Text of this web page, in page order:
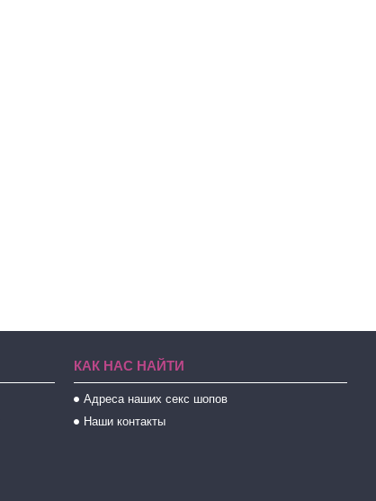
КАК НАС НАЙТИ
Адреса наших секс шопов
Наши контакты